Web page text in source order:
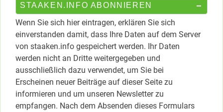
STAAKEN.INFO ABONNIEREN
Wenn Sie sich hier eintragen, erklären Sie sich
einverstanden damit, dass Ihre Daten auf dem Server
von staaken.info gespeichert werden. Ihr Daten
werden nicht an Dritte weitergegeben und
ausschließlich dazu verwendet, um Sie bei
Erscheinen neuer Beiträge auf dieser Seite zu
informieren und um unseren Newsletter zu
empfangen. Nach dem Absenden dieses Formulars